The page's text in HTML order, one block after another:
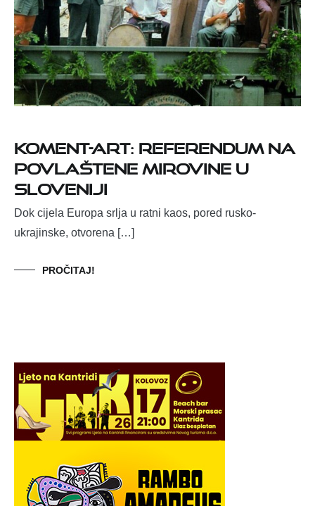
Koment-art: Referendum na
povlaštene mirovine u
Sloveniji
Dok cijela Europa srlja u ratni kaos, pored rusko-
ukrajinske, otvorena […]
PROČITAJ!